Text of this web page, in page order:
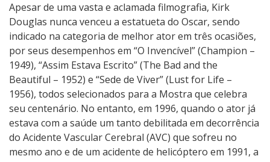
Apesar de uma vasta e aclamada filmografia, Kirk
Douglas nunca venceu a estatueta do Oscar, sendo
indicado na categoria de melhor ator em três ocasiões,
por seus desempenhos em “O Invencível” (Champion –
1949), “Assim Estava Escrito” (The Bad and the
Beautiful – 1952) e “Sede de Viver” (Lust for Life –
1956), todos selecionados para a Mostra que celebra
seu centenário. No entanto, em 1996, quando o ator já
estava com a saúde um tanto debilitada em decorrência
do Acidente Vascular Cerebral (AVC) que sofreu no
mesmo ano e de um acidente de helicóptero em 1991, a